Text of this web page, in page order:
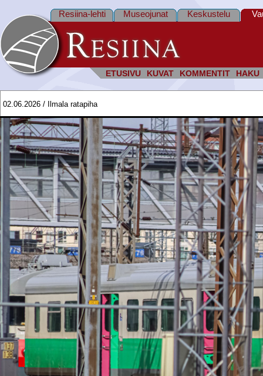
ETUSIVU KUVAT KOMMENTIT HAKU
Resiina-lehti Museojunat Keskustelu
02.06.2026 / Ilmala ratapiha